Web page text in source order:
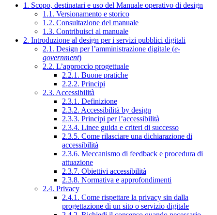
1. Scopo, destinatari e uso del Manuale operativo di design
1.1. Versionamento e storico
1.2. Consultazione del manuale
1.3. Contribuisci al manuale
2. Introduzione al design per i servizi pubblici digitali
2.1. Design per l’amministrazione digitale (e-
government)
2.2. L’approccio progettuale
2.2.1. Buone pratiche
2.2.2. Principi
2.3. Accessibilità
2.3.1. Definizione
2.3.2. Accessibilità by design
2.3.3. Principi per l’accessibilità
2.3.4. Linee guida e criteri di successo
2.3.5. Come rilasciare una dichiarazione di
accessibilità
2.3.6. Meccanismo di feedback e procedura di
attuazione
2.3.7. Obiettivi accessibilità
2.3.8. Normativa e approfondimenti
2.4. Privacy
2.4.1. Come rispettare la privacy sin dalla
progettazione di un sito o servizio digitale